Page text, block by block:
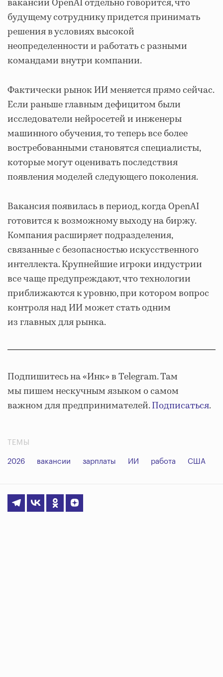
вакансии OpenAI отдельно говорится, что
будущему сотруднику придется принимать
решения в условиях высокой
неопределенности и работать с разными
командами внутри компании.
Фактически рынок ИИ меняется прямо сейчас.
Если раньше главным дефицитом были
исследователи нейросетей и инженеры
машинного обучения, то теперь все более
востребованными становятся специалисты,
которые могут оценивать последствия
появления моделей следующего поколения.
Вакансия появилась в период, когда OpenAI
готовится к возможному выходу на биржу.
Компания расширяет подразделения,
связанные с безопасностью искусственного
интеллекта. Крупнейшие игроки индустрии
все чаще предупреждают, что технологии
приближаются к уровню, при котором вопрос
контроля над ИИ может стать одним
из главных для рынка.
Подпишитесь на «Инк» в Telegram. Там
мы пишем нескучным языком о самом
важном для предпринимателей.Подписаться.
ТЕМЫ
2026 вакансии зарплаты ИИ работа США